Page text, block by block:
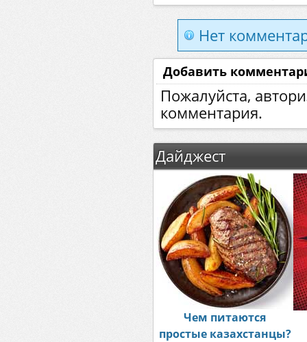
Нет
Добавить
Пожалуйста,
комментария.
Дайджест
Чем питаются
простые казахстанцы?